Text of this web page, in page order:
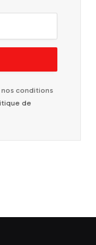
nos conditions
de